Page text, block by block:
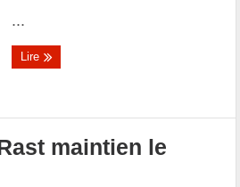
...
Lire
maintien le